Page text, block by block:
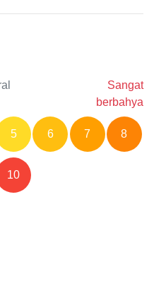
Sangat
berbahya
5 6 7 8
10